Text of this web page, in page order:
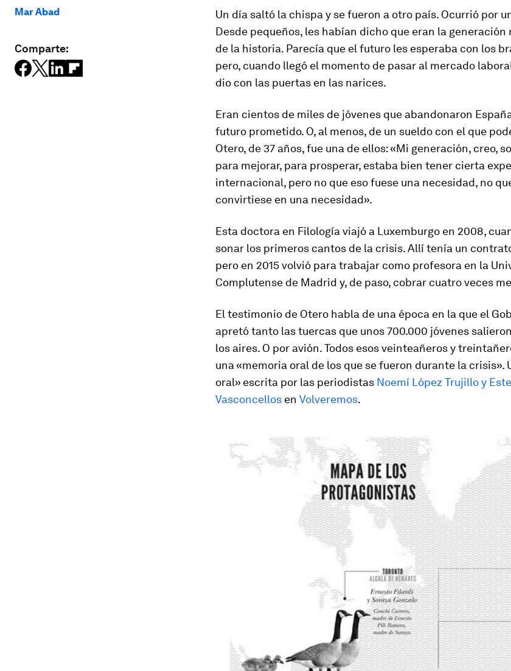
Mar Abad
Comparte:
Un día saltó la chispa y se fueron a otro país. Ocurrió por
Desde pequeños, les habían dicho que eran la generación
de la historia. Parecía que el futuro les esperaba con los
pero, cuando llegó el momento de pasar al mercado
dio con las puertas en las narices.
Eran cientos de miles de jóvenes que abandonaron
futuro prometido. O, al menos, de un sueldo con el que
Otero, de 37 años, fue una de ellos: «Mi generación, creo,
para mejorar, para prosperar, estaba bien tener cierta
internacional, pero no que eso fuese una necesidad, no
convirtiese en una necesidad».
Esta doctora en Filología viajó a Luxemburgo en 2008,
sonar los primeros cantos de la crisis. Allí tenía un
pero en 2015 volvió para trabajar como profesora en la
Complutense de Madrid y, de paso, cobrar cuatro veces
El testimonio de Otero habla de una época en la que el
apretó tanto las tuercas que unos 700.000 jóvenes
los aires. O por avión. Todos esos veinteañeros y
una «memoria oral de los que se fueron durante la crisis».
oral» escrita por las periodistas Noemí López Trujillo y
Vasconcellos en Volveremos.